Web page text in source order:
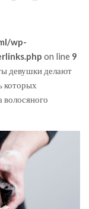
wp-
on line 9
девушки делают
которых
волосяного